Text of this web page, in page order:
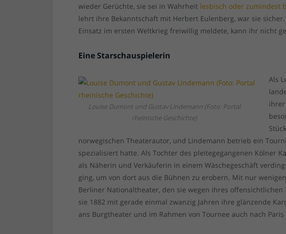
wieder Gerüchte, sie sei in Wahrheit lesbisch oder zumindest
lehrt ihre Bekanntschaft mit Herbert Eulenberg, war sie
Einsatz im ersten Weltkrieg freiwillig meldete, kann ihr nicht
Eine Starschauspielerin
Louise Dumont und Gustav Lindemann (Foto: Portal
rheinische Geschichte)
Als
ihrer
norwegischen Theaterautor, und Lindemann betrieb ein
spezialisiert hatte. Als Tochter des pleitegegangenen Kölner
als Näherin und Verkäuferin in einem Wäschegeschäft
ging, um von dort aus die Bühnen zu erobern. Mit nur
Berliner Nationaltheater, den sie wegen ihres offensichtlichen
sie 1882 mit gerade einmal zwanzig Jahren ihre glänzende
ans Burgtheater und im Rahmen von Tournee auch nach